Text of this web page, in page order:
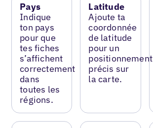
Pays
Indique
ton pays
pour que
tes fiches
s’affichent
correctement
dans
toutes les
régions.
Latitude
Ajoute ta
coordonnée
de latitude
pour un
positionnement
précis sur
la carte.